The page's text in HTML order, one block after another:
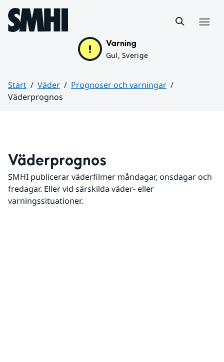
Hoppa till sidans innehåll
Varning
Gul, Sverige
Start Väder
Prognoser och varningar
Väderprognos
Väderprognos
SMHI publicerar väderfilmer måndagar, onsdagar och
fredagar. Eller vid särskilda väder- eller
varningssituationer.